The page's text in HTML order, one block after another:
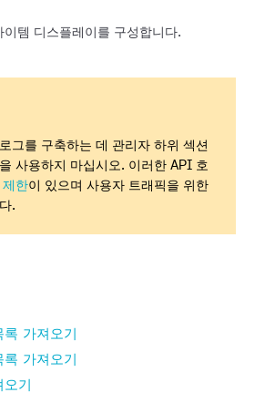
템 디스플레이를 구성합니다.
그를 구축하는 데 관리자 하위 섹션
사용하지 마십시오. 이러한 API 호
제한이 있으며 사용자 트래픽을 위한
.
가져오기
가져오기
기